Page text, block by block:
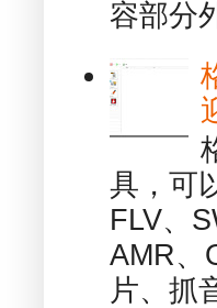
容部分
具，可
FLV、
AMR、
片、抓